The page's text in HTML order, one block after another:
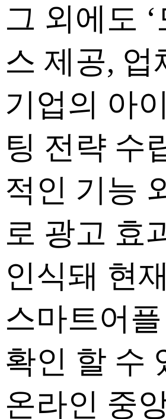
그 외에도
스 제공, 업
기업의 아
팅 전략 수
적인 기능
로 광고 효
인식돼 현
스마트어
확인 할 수
온라인 중